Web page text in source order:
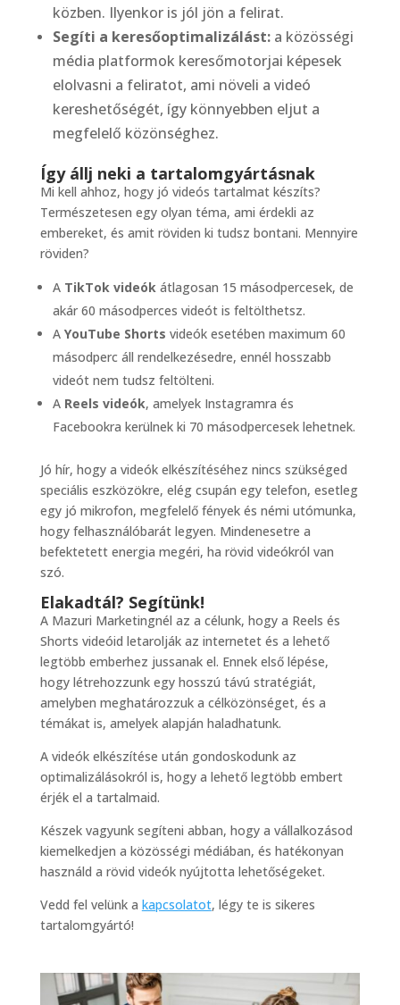
közben. Ilyenkor is jól jön a felirat.
Segíti a keresőoptimalizálást:a közösségi
média platformok keresőmotorjai képesek
elolvasni a feliratot, ami növeli a videó
kereshetőségét, így könnyebben eljut a
megfelelő közönséghez.
Így állj neki a tartalomgyártásnak
Mi kell ahhoz, hogy jó videós tartalmat készíts?
Természetesen egy olyan téma, ami érdekli az
embereket, és amit röviden ki tudsz bontani. Mennyire
röviden?
A TikTok videókátlagosan 15 másodpercesek, de
akár 60 másodperces videót is feltölthetsz.
A YouTube Shorts videók esetében maximum 60
másodperc áll rendelkezésedre, ennél hosszabb
videót nem tudsz feltölteni.
A Reels videók, amelyek Instagramra és
Facebookra kerülnek ki 70 másodpercesek lehetnek.
Jó hír, hogy a videók elkészítéséhez nincs szükséged
speciális eszközökre, elég csupán egy telefon, esetleg
egy jó mikrofon, megfelelő fények és némi utómunka,
hogy felhasználóbarát legyen. Mindenesetre a
befektetett energia megéri, ha rövid videókról van
szó.
Elakadtál? Segítünk!
A Mazuri Marketingnél az a célunk, hogy a Reels és
Shorts videóid letarolják az internetet és a lehető
legtöbb emberhez jussanak el. Ennek első lépése,
hogy létrehozzunk egy hosszú távú stratégiát,
amelyben meghatározzuk a célközönséget, és a
témákat is, amelyek alapján haladhatunk.
A videók elkészítése után gondoskodunk az
optimalizálásokról is, hogy a lehető legtöbb embert
érjék el a tartalmaid.
Készek vagyunk segíteni abban, hogy a vállalkozásod
kiemelkedjen a közösségi médiában, és hatékonyan
használd a rövid videók nyújtotta lehetőségeket.
Vedd fel velünk a kapcsolatot, légy te is sikeres
tartalomgyártó!